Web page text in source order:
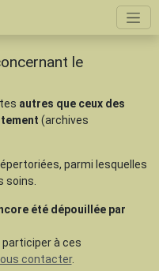
le
autres que ceux des
(archives
parmi lesquelles
soins.
été dépouillée par
à ces
contacter.